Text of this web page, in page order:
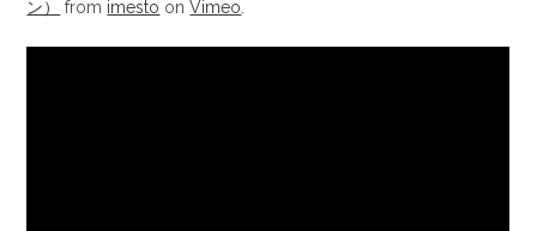
ン）
from imesto onVimeo